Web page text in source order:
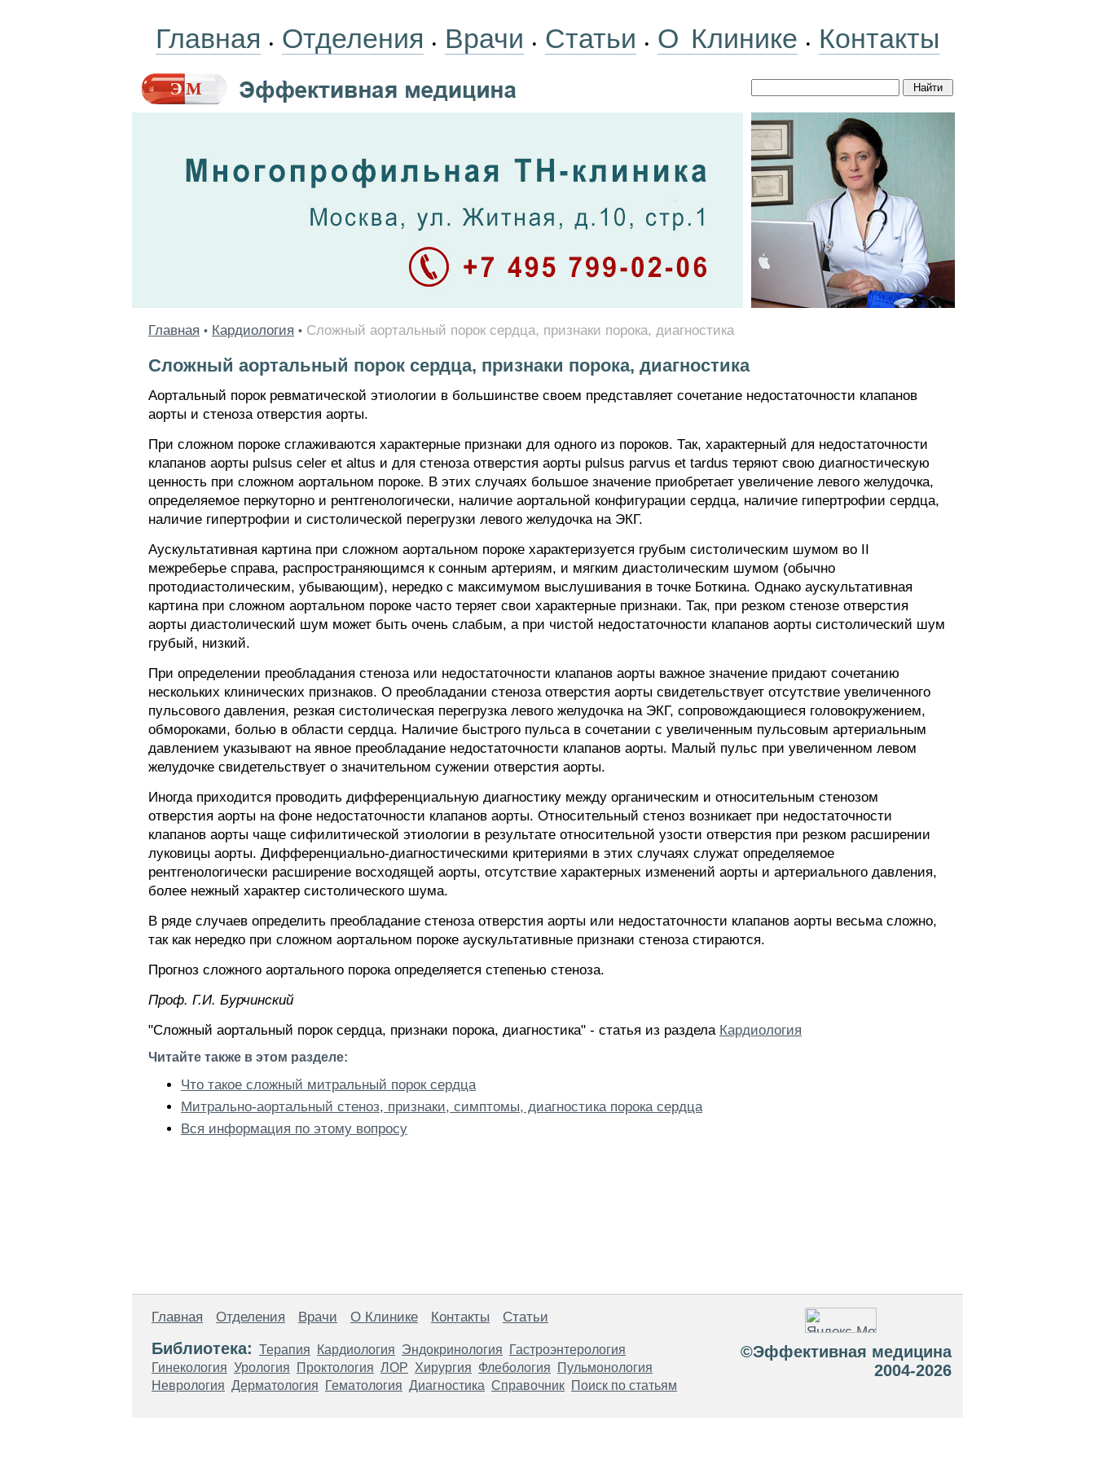
Главная • Отделения • Врачи • Статьи • О Клинике • Контакты
Главная • Кардиология • Сложный аортальный порок сердца, признаки порока, диагностика
Сложный аортальный порок сердца, признаки порока, диагностика
Аортальный порок ревматической этиологии в большинстве своем представляет сочетание недостаточности клапанов
аорты и стеноза отверстия аорты.
При сложном пороке сглаживаются характерные признаки для одного из пороков. Так, характерный для недостаточности
клапанов аорты pulsus celer et altus и для стеноза отверстия аорты pulsus parvus et tardus теряют свою диагностическую
ценность при сложном аортальном пороке. В этих случаях большое значение приобретает увеличение левого желудочка,
определяемое перкуторно и рентгенологически, наличие аортальной конфигурации сердца, наличие гипертрофии сердца,
наличие гипертрофии и систолической перегрузки левого желудочка на ЭКГ.
Аускультативная картина при сложном аортальном пороке характеризуется грубым систолическим шумом во II
межреберье справа, распространяющимся к сонным артериям, и мягким диастолическим шумом (обычно
протодиастолическим, убывающим), нередко с максимумом выслушивания в точке Боткина. Однако аускультативная
картина при сложном аортальном пороке часто теряет свои характерные признаки. Так, при резком стенозе отверстия
аорты диастолический шум может быть очень слабым, а при чистой недостаточности клапанов аорты систолический шум
грубый, низкий.
При определении преобладания стеноза или недостаточности клапанов аорты важное значение придают сочетанию
нескольких клинических признаков. О преобладании стеноза отверстия аорты свидетельствует отсутствие увеличенного
пульсового давления, резкая систолическая перегрузка левого желудочка на ЭКГ, сопровождающиеся головокружением,
обмороками, болью в области сердца. Наличие быстрого пульса в сочетании с увеличенным пульсовым артериальным
давлением указывают на явное преобладание недостаточности клапанов аорты. Малый пульс при увеличенном левом
желудочке свидетельствует о значительном сужении отверстия аорты.
Иногда приходится проводить дифференциальную диагностику между органическим и относительным стенозом
отверстия аорты на фоне недостаточности клапанов аорты. Относительный стеноз возникает при недостаточности
клапанов аорты чаще сифилитической этиологии в результате относительной узости отверстия при резком расширении
луковицы аорты. Дифференциально-диагностическими критериями в этих случаях служат определяемое
рентгенологически расширение восходящей аорты, отсутствие характерных изменений аорты и артериального давления,
более нежный характер систолического шума.
В ряде случаев определить преобладание стеноза отверстия аорты или недостаточности клапанов аорты весьма сложно,
так как нередко при сложном аортальном пороке аускультативные признаки стеноза стираются.
Прогноз сложного аортального порока определяется степенью стеноза.
Проф. Г.И. Бурчинский
"Сложный аортальный порок сердца, признаки порока, диагностика" - статья из раздела Кардиология
Читайте также в этом разделе:
Что такое сложный митральный порок сердца
Митрально-аортальный стеноз, признаки, симптомы, диагностика порока сердца
Вся информация по этому вопросу
Главная Отделения Врачи О Клинике Контакты Статьи
Библиотека: Терапия Кардиология Эндокринология
Гастроэнтерология
Гинекология Урология Проктология ЛОР Хирургия Флебология
Пульмонология
Неврология Дерматология Гематология Диагностика Справочник Поиск по статьям
©Эффективная медицина
2004-2026